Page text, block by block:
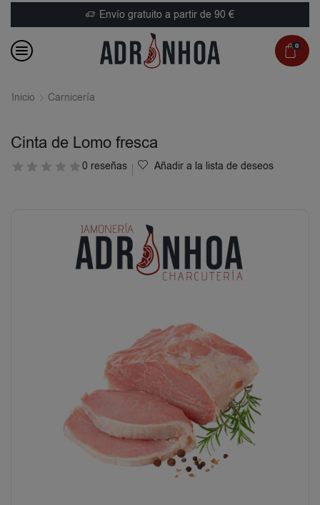
Envío gratuito a partir de 90 €
0
Inicio Carnicería
Cinta de Lomo fresca
0 reseñas Añadir a la lista de deseos